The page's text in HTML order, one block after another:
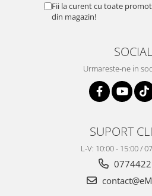
Fii la curent cu toate
din magazin!
SOCIAL
Urmareste-ne in
SUPORT
L-V: 10:00 - 15:00 /